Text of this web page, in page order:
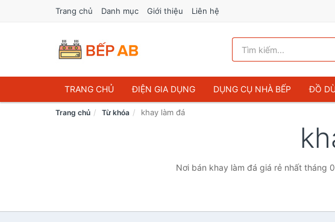
Trang chủ Danh mục Giới thiệu Liên hệ
TRANG CHỦ ĐIỆN GIA DỤNG DỤNG CỤ NHÀ BẾP ĐỒ
Trang chủ Từ khóa khay làm đá
Nơi bán khay làm đá giá rẻ nhất tháng